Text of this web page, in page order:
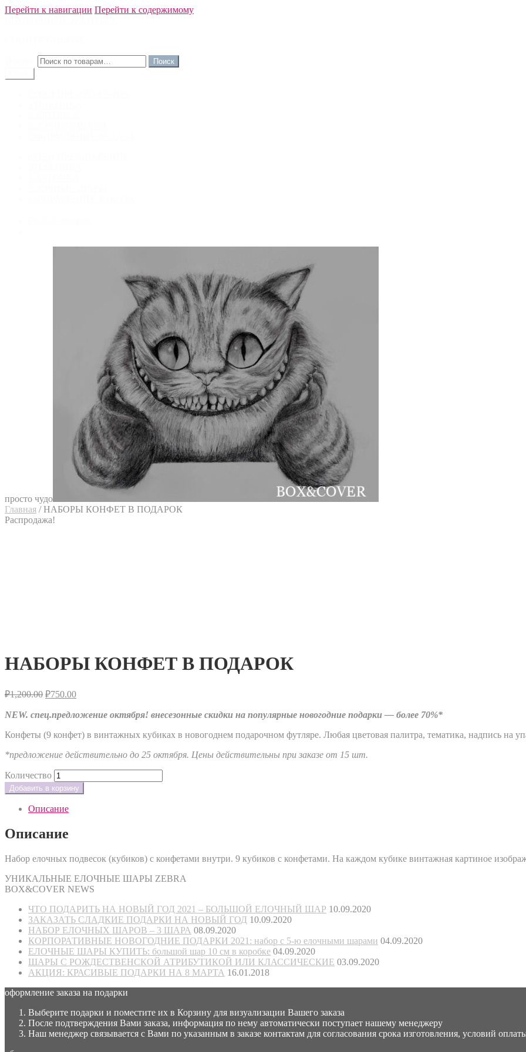
Перейти к навигации Перейти к содержимому
просто чудо
Главная /НАБОРЫ КОНФЕТ В ПОДАРОК
Распродажа!
НАБОРЫ КОНФЕТ В ПОДАРОК
₽1,200.00 ₽750.00
NEW. спец.предложение октября! внесезонные скидки на популярные новогодние подарки — более 70%*
Конфеты (9 конфет) в винтажных кубиках в новогоднем подарочном футляре. Любая цветовая палитра, тематика, надпись на
*предложение действительно до 25 октября. Цены действительны при заказе от 15 шт.
Количество
Добавить в корзину
Описание
Описание
Набор елочных подвесок (кубиков) с конфетами внутри. 9 кубиков с конфетами. На каждом кубике винтажная картиное
УНИКАЛЬНЫЕ ЕЛОЧНЫЕ ШАРЫ ZEBRA
BOX&COVER NEWS
ЧТО ПОДАРИТЬ НА НОВЫЙ ГОД 2021 – БОЛЬШОЙ ЕЛОЧНЫЙ ШАР 10.09.2020
ЗАКАЗАТЬ СЛАДКИЕ ПОДАРКИ НА НОВЫЙ ГОД 10.09.2020
НАБОР ЕЛОЧНЫХ ШАРОВ – 3 ШАРА 08.09.2020
КОРПОРАТИВНЫЕ НОВОГОДНИЕ ПОДАРКИ 2021: набор с 5-ю елочными шарами 04.09.2020
ЕЛОЧНЫЕ ШАРЫ КУПИТЬ: большой шар 10 см в коробке 04.09.2020
ШАРЫ С РОЖДЕСТВЕНСКОЙ АТРИБУТИКОЙ ИЛИ КЛАССИЧЕСКИЕ 03.09.2020
АКЦИЯ: КРАСИВЫЕ ПОДАРКИ НА 8 МАРТА 16.01.2018
оформление заказа на подарки
Выберите подарки и поместите их в Корзину для визуализации Вашего заказа
После подтверждения Вами заказа, информация по нему автоматически поступает нашему менеджеру
Наш менеджер связывается с Вами по указанным в заказе контактам для согласования срока изготовления, условий